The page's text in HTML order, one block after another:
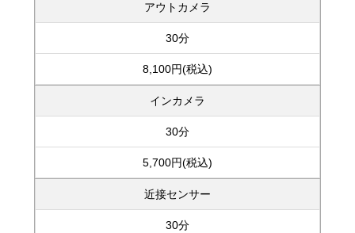
アウトカメラ
30分
8,100円(税込)
インカメラ
30分
5,700円(税込)
近接センサー
30分